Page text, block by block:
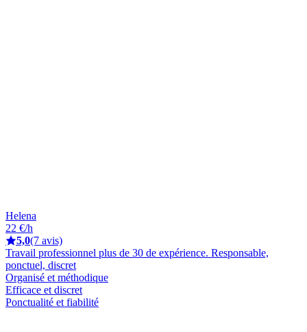
Helena
22 €/h
5,0(7 avis)
Travail professionnel plus de 30 de expérience. Responsable,
ponctuel, discret
Organisé et méthodique
Efficace et discret
Ponctualité et fiabilité